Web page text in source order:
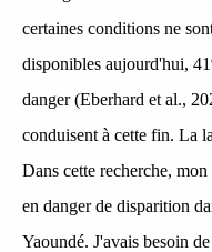
certaines conditions ne
disponibles aujourd'hui,
danger (Eberhard et al.,
conduisent à cette fin. La
Dans cette recherche,
en danger de disparition
Yaoundé. J'avais besoin